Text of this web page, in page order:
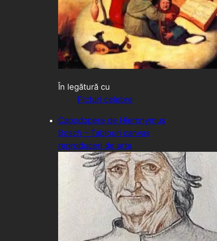
În legătură cu
Picturi celebre
Capodopere de Hieronymus
Bosch – Tablouri canvas
reproduceri de arta